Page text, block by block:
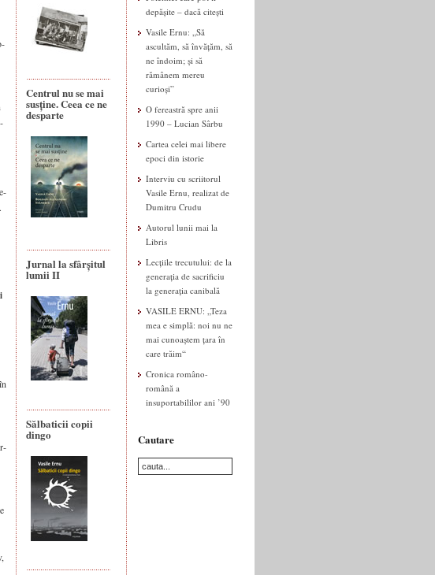
Centrul nu se mai
susține. Ceea ce ne
desparte
Jurnal la sfârșitul
lumii II
Sălbaticii copii
dingo
depășite – dacă citești
Vasile Ernu: „Să
ascultăm, să învățăm, să
ne îndoim; și să
rămânem mereu
curioși”
O fereastră spre anii
1990 – Lucian Sârbu
Cartea celei mai libere
epoci din istorie
Interviu cu scriitorul
Vasile Ernu, realizat de
Dumitru Crudu
Autorul lunii mai la
Libris
Lecțiile trecutului: de la
generația de sacrificiu
la generația canibală
VASILE ERNU: „Teza
mea e simplă: noi nu ne
mai cunoaștem țara în
care trăim“
Cronica româno-
română a
insuportabililor ani ’90
Cautare